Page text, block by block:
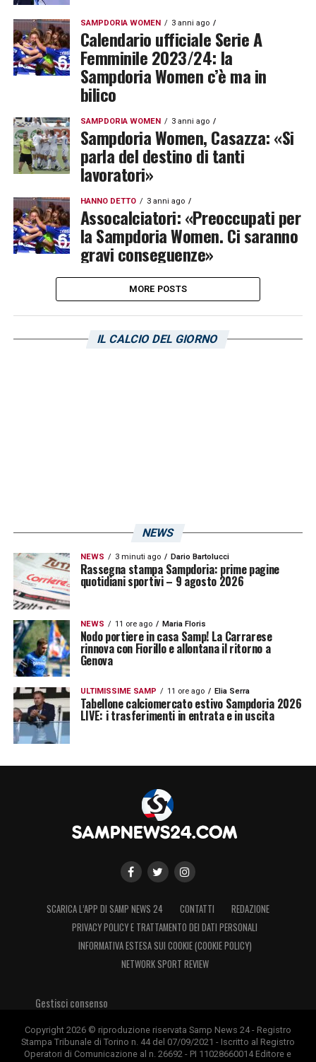
SAMPDORIA WOMEN 3 anni ago
Calendario ufficiale Serie A
Femminile 2023/24: la
Sampdoria Women c’è ma in
bilico
SAMPDORIA WOMEN 3 anni ago
Sampdoria Women, Casazza: «Si
parla del destino di tanti
lavoratori»
HANNO DETTO 3 anni ago
Assocalciatori: «Preoccupati per
la Sampdoria Women. Ci saranno
gravi conseguenze»
MORE POSTS
IL CALCIO DEL GIORNO
NEWS
NEWS 3 minuti ago Dario Bartolucci
Rassegna stampa Sampdoria: prime pagine
quotidiani sportivi – 9 agosto 2026
NEWS 11 ore ago Maria Floris
Nodo portiere in casa Samp! La Carrarese
rinnova con Fiorillo e allontana il ritorno a
Genova
ULTIMISSIME SAMP 11 ore ago Elia Serra
Tabellone calciomercato estivo Sampdoria 2026
LIVE: i trasferimenti in entrata e in uscita
SCARICA L’APP DI SAMP NEWS 24 CONTATTI
REDAZIONE
PRIVACY POLICY E TRATTAMENTO DEI DATI PERSONALI
INFORMATIVA ESTESA SUI COOKIE (COOKIE POLICY)
NETWORK SPORT REVIEW
Gestisci consenso
Copyright 2026 © riproduzione riservata Samp News 24 - Registro
Stampa Tribunale di Torino n. 44 del 07/09/2021 - Iscritto al Registro
Operatori di Comunicazione al n. 26692 - PI 11028660014 Editore e